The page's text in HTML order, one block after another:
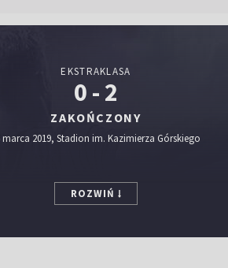
EKSTRAKLASA
0 - 2
ZAKOŃCZONY
marca 2019, Stadion im. Kazimierza Górskiego
ROZWIŃ